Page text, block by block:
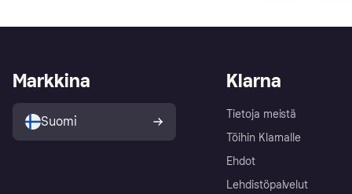
Klarna
Tietoja meistä
Töihin Klarnalle
Ehdot
Lehdistöpalvelut
Markkina
Suomi